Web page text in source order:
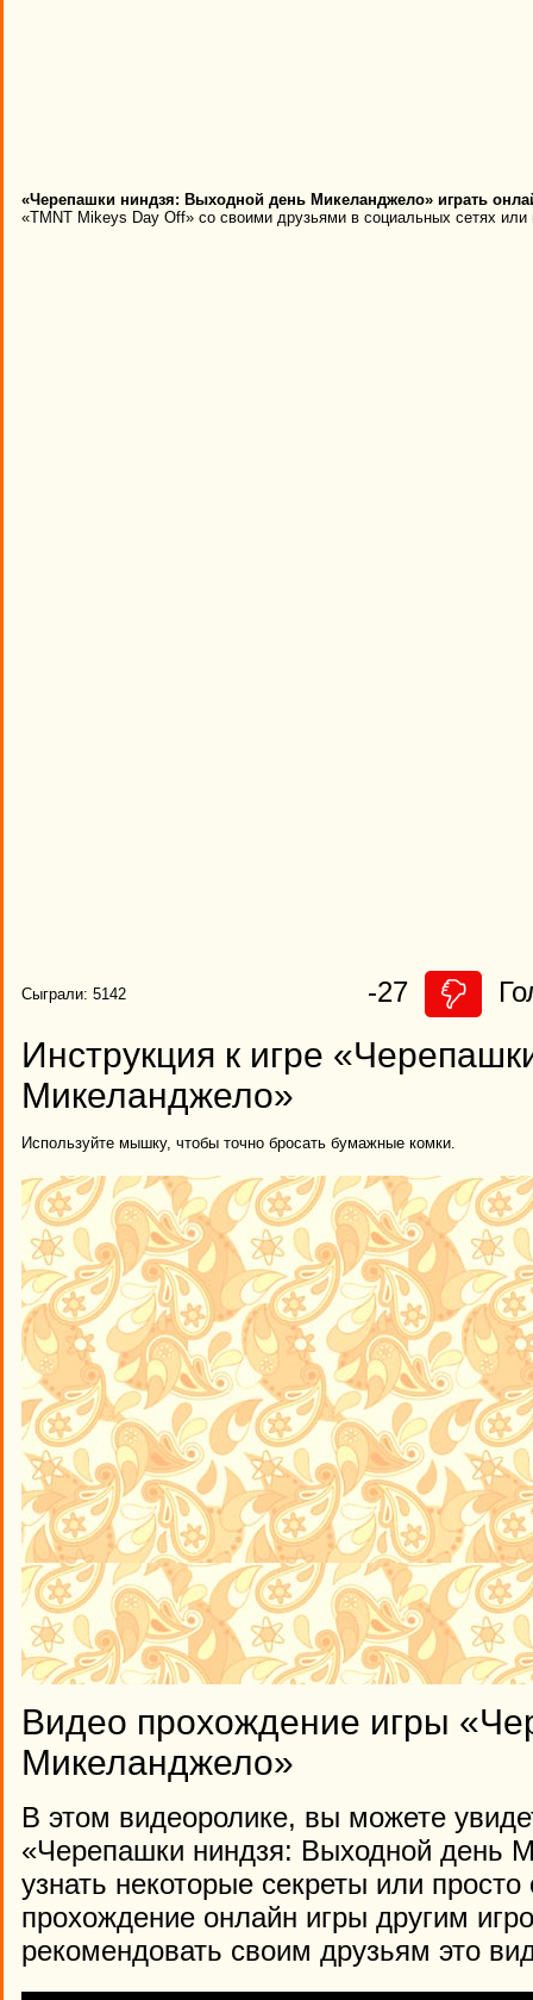
«Черепашки ниндзя: Выходной день Микеланджело» играть
«TMNT Mikeys Day Off» со своими друзьями в социальных сетях или
Сыграли: 5142 -27
Инструкция к игре
Микеланджело»
Используйте мышку, чтобы точно бросать бумажные комки.
Видео прохождение игры
Микеланджело»
В этом видеоролике, вы можете
«Черепашки ниндзя: Выходной день
узнать некоторые секреты или
прохождение онлайн игры другим
рекомендовать своим друзьям это